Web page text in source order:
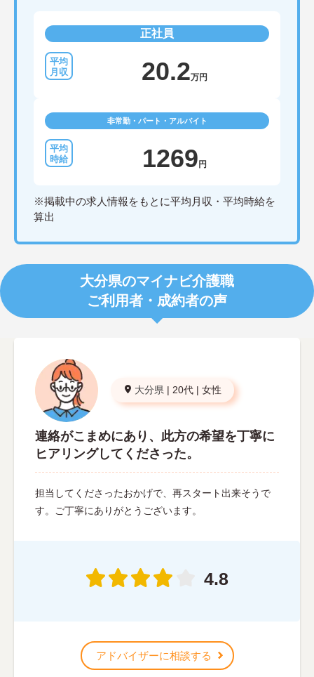
正社員
20.2万円
非常勤・パート・アルバイト
1269 円
※掲載中の求人情報をもとに平均月収・平均時給を
算出
大分県のマイナビ介護職
ご利用者・成約者の声
大分県 | 20代 | 女性
連絡がこまめにあり、此方の希望を丁寧に
ヒアリングしてくださった。
担当してくださったおかげで、再スタート出来そうで
す。ご丁寧にありがとうございます。
4.8
アドバイザーに相談する